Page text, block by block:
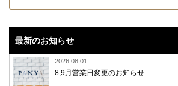
最新のお知らせ
2026.08.01
8,9月営業日変更のお知らせ